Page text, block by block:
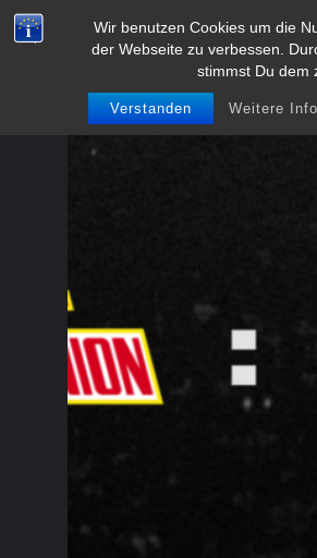
Wir benutzen Cookies um die
der Webseite zu verbessen.
stimmst Du dem
Verstanden Weitere
Zum
BVB-Fanclub Meschede
e.V.